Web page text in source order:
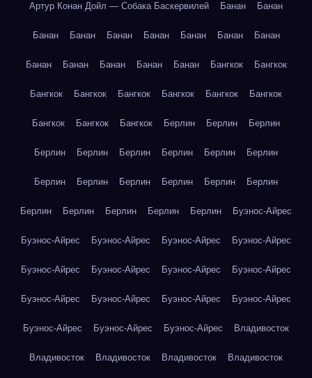
Артур Конан Дойл — Собака Баскервилей Банан Банан
Банан Банан Банан Банан Банан Банан Банан
Банан Банан Банан Банан Банан Бангкок Бангкок
Бангкок Бангкок Бангкок Бангкок Бангкок Бангкок
Бангкок Бангкок Бангкок Берлин Берлин Берлин
Берлин Берлин Берлин Берлин Берлин Берлин
Берлин Берлин Берлин Берлин Берлин Берлин
Берлин Берлин Берлин Берлин Берлин Буэнос-Айрес
Буэнос-Айрес Буэнос-Айрес Буэнос-Айрес Буэнос-Айрес
Буэнос-Айрес Буэнос-Айрес Буэнос-Айрес Буэнос-Айрес
Буэнос-Айрес Буэнос-Айрес Буэнос-Айрес Буэнос-Айрес
Буэнос-Айрес Буэнос-Айрес Буэнос-Айрес Владивосток
Владивосток Владивосток Владивосток Владивосток